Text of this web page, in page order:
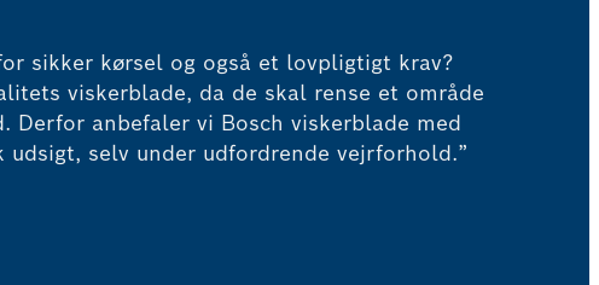
sikker kørsel og også et lovpligtigt krav?
viskerblade, da de skal rense et område
anbefaler vi Bosch viskerblade med
selv under udfordrende vejrforhold.”